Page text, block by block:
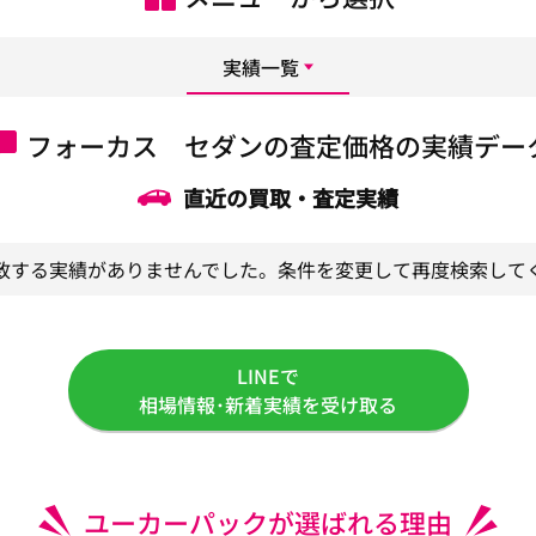
実績一覧
フォーカス セダンの査定価格の実績デー
直近の買取・査定実績
する実績がありませんでした。条件を変更して再度検索して
LINEで
相場情報･新着実績を受け取る
ユーカーパックが選ばれる理由